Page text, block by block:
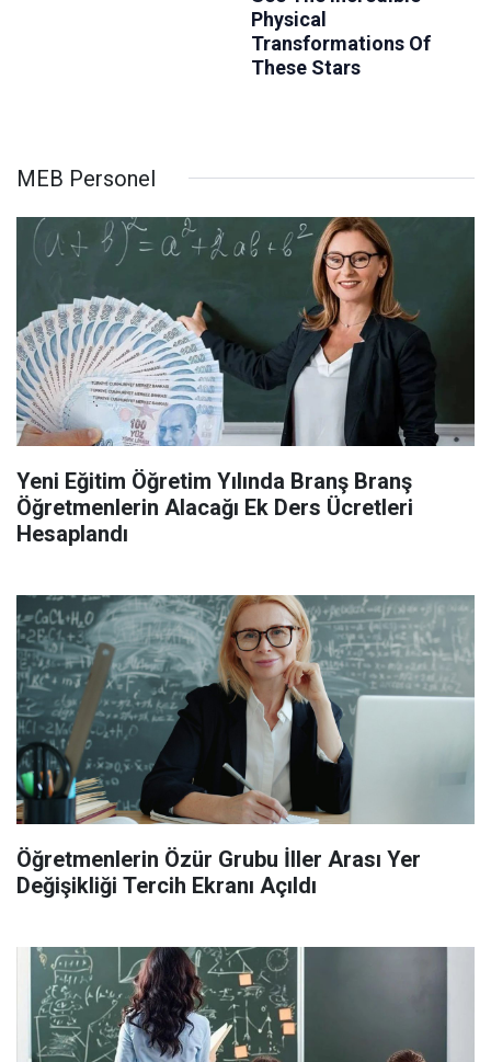
MEB Personel
Yeni Eğitim Öğretim Yılında Branş Branş
Öğretmenlerin Alacağı Ek Ders Ücretleri
Hesaplandı
Öğretmenlerin Özür Grubu İller Arası Yer
Değişikliği Tercih Ekranı Açıldı